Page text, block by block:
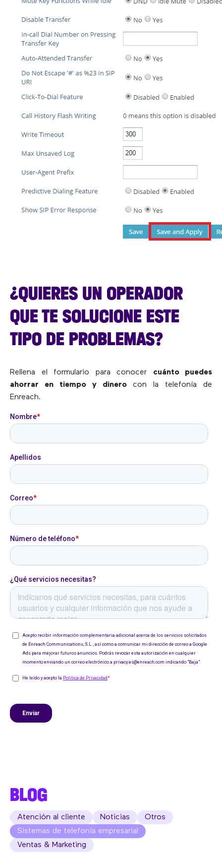
¿QUIERES UN OPERADOR
QUE TE SOLUCIONE ESTE
TIPO DE PROBLEMAS?
Rellena el formulario para conocer cuánto puedes
ahorrar en tiempo y dinerocon la telefonía de
Enreach.
BLOG
Atención al cliente Noticias
Otros
Sistemas de telefonía empresarial
Ventas & Marketing